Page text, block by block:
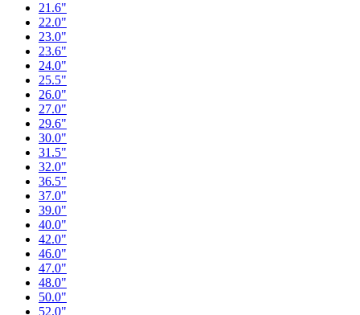
21.6"
22.0"
23.0"
23.6"
24.0"
25.5"
26.0"
27.0"
29.6"
30.0"
31.5"
32.0"
36.5"
37.0"
39.0"
40.0"
42.0"
46.0"
47.0"
48.0"
50.0"
52.0"